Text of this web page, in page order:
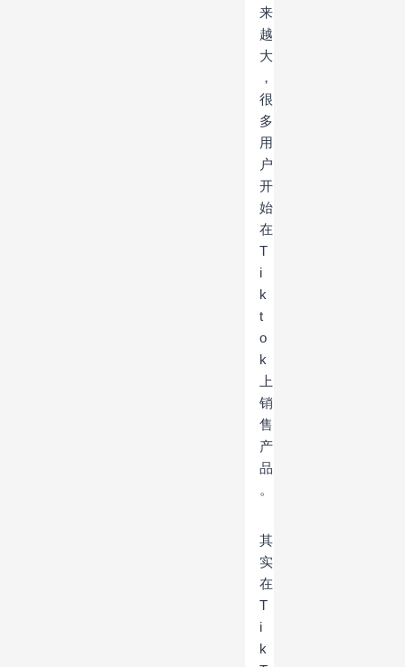
来
越
大
，
很
多
用
户
开
始
在
T
i
k
t
o
k
上
销
售
产
品
。
其
实
在
T
i
k